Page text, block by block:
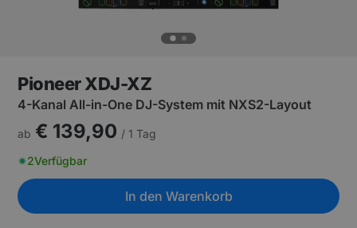
Pioneer XDJ-XZ
4-Kanal All-in-One DJ-System mit NXS2-Layout
ab € 139,90 / 1 Tag
2Verfügbar
In den Warenkorb